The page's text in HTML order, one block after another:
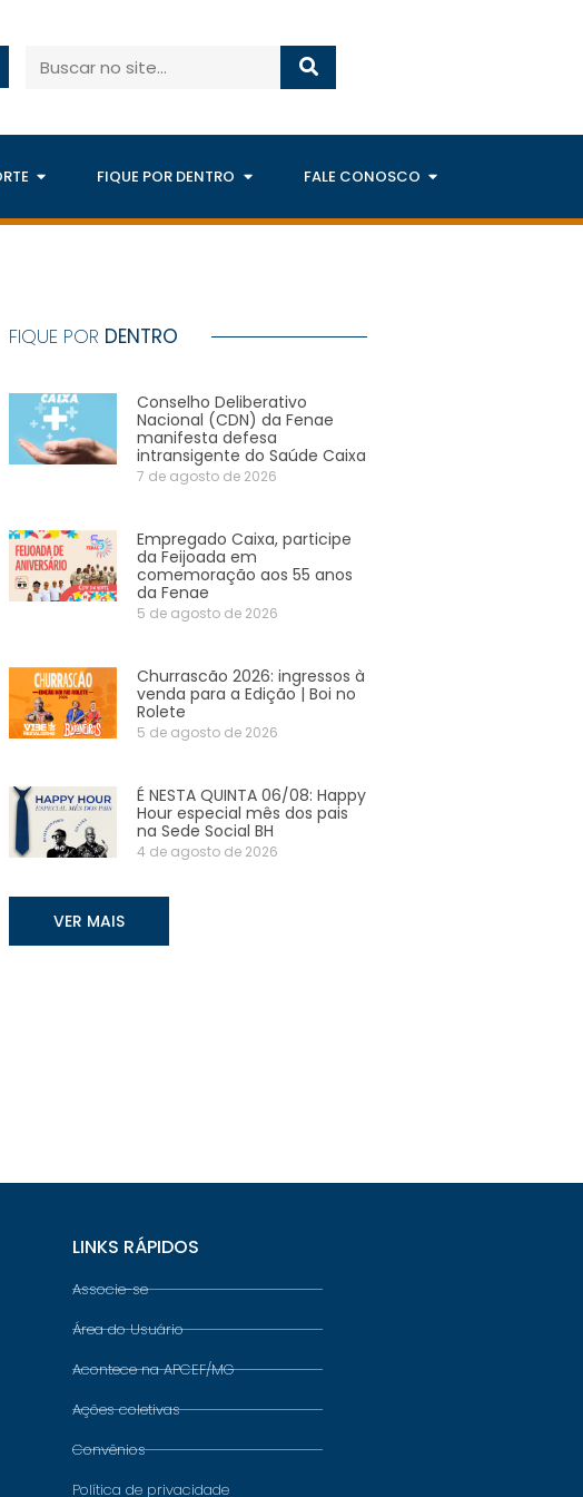
FIQUE POR DENTRO FALE CONOSCO
FIQUE POR DENTRO
Conselho Deliberativo
Nacional (CDN) da Fenae
manifesta defesa
intransigente do Saúde Caixa
7 de agosto de 2026
Empregado Caixa, participe
da Feijoada em
comemoração aos 55 anos
da Fenae
5 de agosto de 2026
Churrascão 2026: ingressos à
venda para a Edição | Boi no
Rolete
5 de agosto de 2026
É NESTA QUINTA 06/08: Happy
Hour especial mês dos pais
na Sede Social BH
4 de agosto de 2026
VER MAIS
LINKS RÁPIDOS
Associe-se
Área do Usuário
Acontece na APCEF/MG
Ações coletivas
Convênios
Política de privacidade